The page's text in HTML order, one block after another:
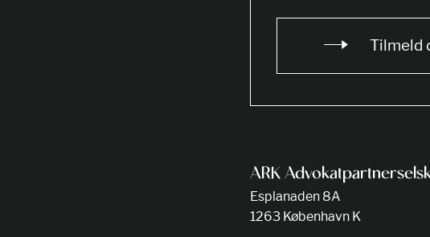
Tilmeld
ARK
Esplanaden 8A
1263 København K